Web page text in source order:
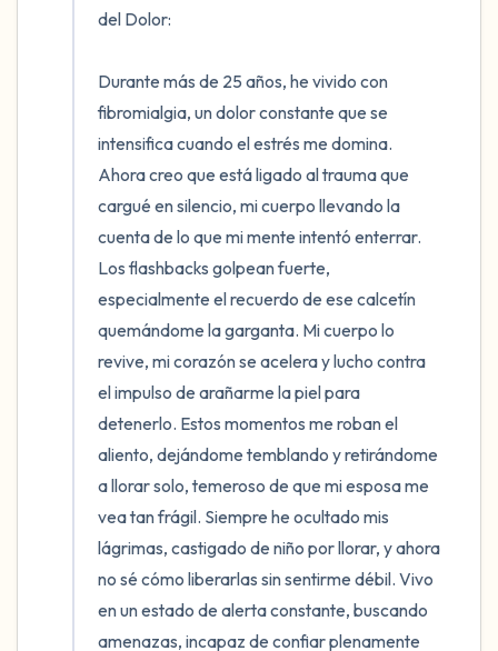
del Dolor:
Durante más de 25 años, he vivido con
fibromialgia, un dolor constante que se
intensifica cuando el estrés me domina.
Ahora creo que está ligado al trauma que
cargué en silencio, mi cuerpo llevando la
cuenta de lo que mi mente intentó enterrar.
Los flashbacks golpean fuerte,
especialmente el recuerdo de ese calcetín
quemándome la garganta. Mi cuerpo lo
revive, mi corazón se acelera y lucho contra
el impulso de arañarme la piel para
detenerlo. Estos momentos me roban el
aliento, dejándome temblando y retirándome
a llorar solo, temeroso de que mi esposa me
vea tan frágil. Siempre he ocultado mis
lágrimas, castigado de niño por llorar, y ahora
no sé cómo liberarlas sin sentirme débil. Vivo
en un estado de alerta constante, buscando
amenazas, incapaz de confiar plenamente